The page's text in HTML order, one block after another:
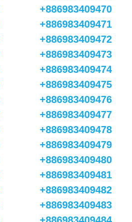
+886983409470
+886983409471
+886983409472
+886983409473
+886983409474
+886983409475
+886983409476
+886983409477
+886983409478
+886983409479
+886983409480
+886983409481
+886983409482
+886983409483